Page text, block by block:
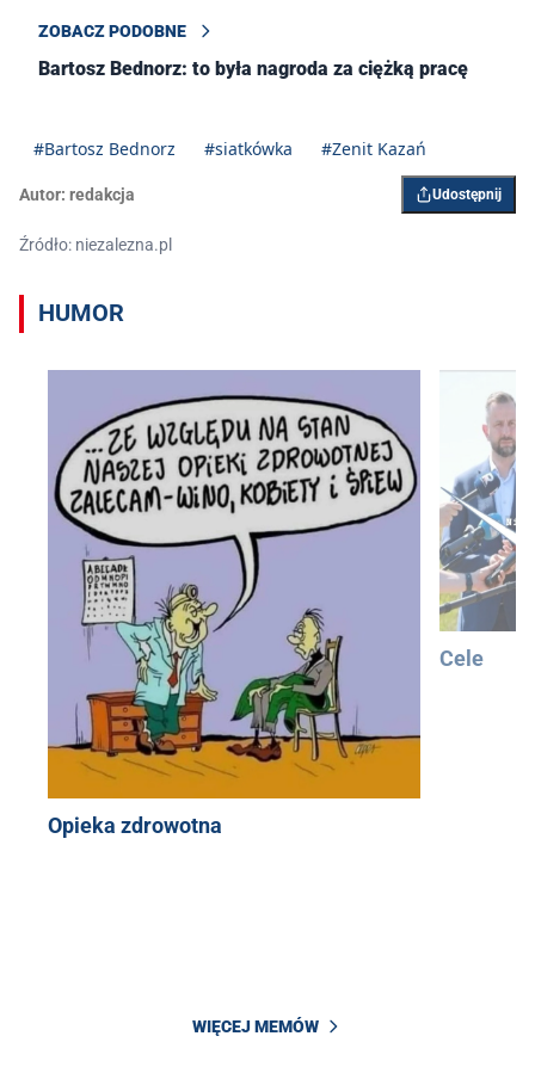
ZOBACZ PODOBNE
Bartosz Bednorz: to była nagroda za ciężką pracę
#Bartosz Bednorz #siatkówka #Zenit Kazań
Autor: redakcja Udostępnij
Źródło: niezalezna.pl
HUMOR
Opieka zdrowotna
Cele
WIĘCEJ MEMÓW